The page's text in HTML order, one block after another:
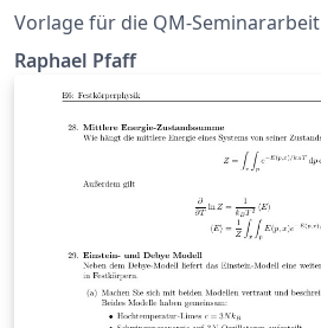
Vorlage für die QM-Seminararbeit
Raphael Pfaff